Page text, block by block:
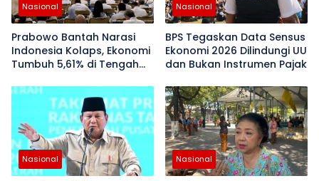
Nasional
Prabowo Bantah Narasi
Indonesia Kolaps, Ekonomi
Tumbuh 5,61% di Tengah
Nasional
BPS Tegaskan Data Sensus
Ekonomi 2026 Dilindungi UU
dan Bukan Instrumen Pajak
Nasional Nasional